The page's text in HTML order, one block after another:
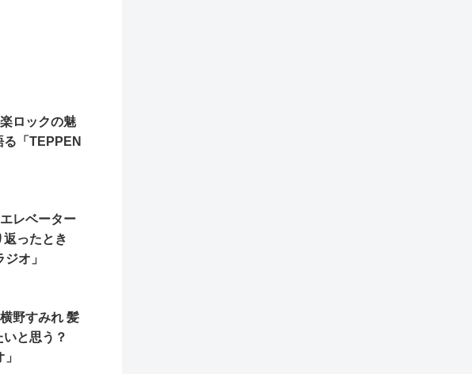
ロックの魅
る「TEPPEN
レベーター
ったとき
オ」
野すみれ 髪
と思う？